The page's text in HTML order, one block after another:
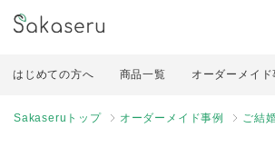
はじめての方へ 商品一覧 オーダーメイド
Sakaseruトップ オーダーメイド事例 ご結